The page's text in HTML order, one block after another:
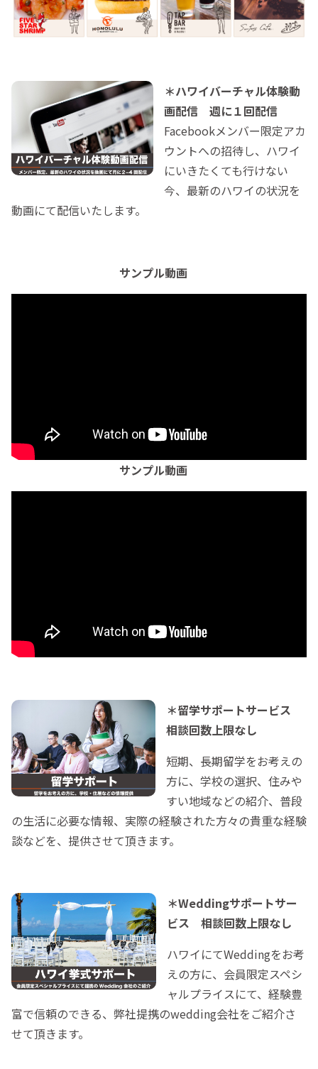
＊ハワイバーチャル体験動
画配信 週に１回配信
Facebookメンバー限定アカ
ウントへの招待し、ハワイ
にいきたくても行けない
今、最新のハワイの状況を
動画にて配信いたします。
サンプル動画
サンプル動画
＊留学サポートサービス
相談回数上限なし
短期、長期留学をお考えの
方に、学校の選択、住みや
すい地域などの紹介、普段
の生活に必要な情報、実際の経験された方々の貴重な経験
談などを、提供させて頂きます。
＊Weddingサポートサー
ビス 相談回数上限なし
ハワイにてWeddingをお考
えの方に、会員限定スペシ
ャルプライスにて、経験豊
富で信頼のできる、弊社提携のwedding会社をご紹介さ
せて頂きます。